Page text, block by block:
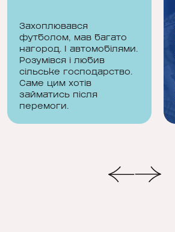
Андрій
Чертов
21 рік
Цінуй свободу і
кожен день життя.
Нічого не бійся. Не
зас...
Захоплювався
футболом, мав багато
нагород. І автомобілями.
Розумівся і любив
сільське господарство.
Саме цим хотів
займатись після
перемоги.